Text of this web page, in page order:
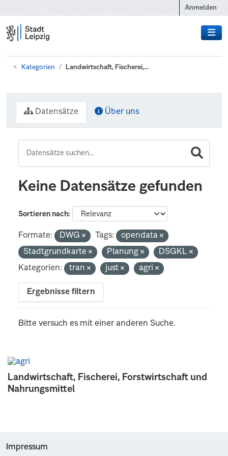
Anmelden
Kategorien Landwirtschaft, Fischerei,...
Landwirtschaft, Fischerei, Forstwirtschaft und
Nahrungsmittel
Datensätze Über uns
Keine Datensätze gefunden
Sortieren nach
Formate: DWG Tags:
opendata
Stadtgrundkarte
Planung
DSGKL
Kategorien:
tran just agri
Ergebnisse filtern
Bitte versuch es mit einer anderen Suche.
Impressum